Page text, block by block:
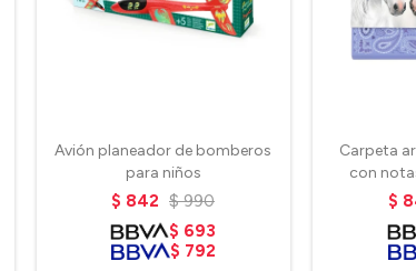
Avión planeador de bomberos
para niños
$ 842 $ 990
$ 693
$ 792
Carpeta
con
$